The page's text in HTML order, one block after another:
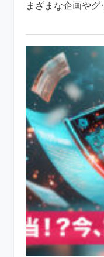
まざまな企画や